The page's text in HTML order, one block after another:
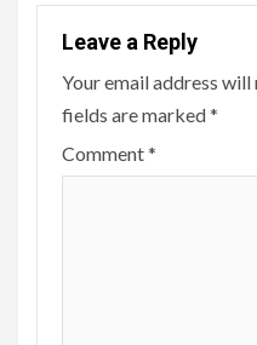
Leave a Reply
Your email address
fields are marked*
Comment*